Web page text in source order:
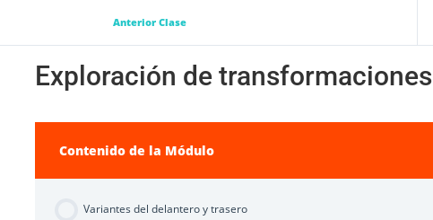
Anterior Clase
Exploración de transformaciones
Contenido de la Módulo
Variantes del delantero y trasero